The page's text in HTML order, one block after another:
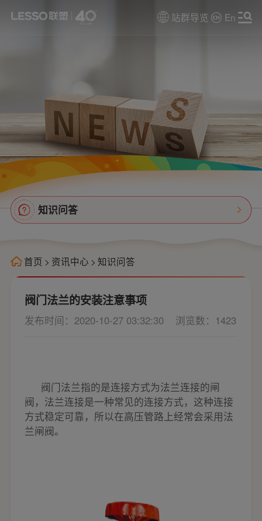
站群导览 En
知识问答
首页 > 资讯中心 > 知识问答
阀门法兰的安装注意事项
发布时间：2020-10-27 03:32:30 浏览数：1423
阀门法兰指的是连接方式为法兰连接的闸
阀，法兰连接是一种常见的连接方式，这种连接
方式稳定可靠，所以在高压管路上经常会采用法
兰闸阀。